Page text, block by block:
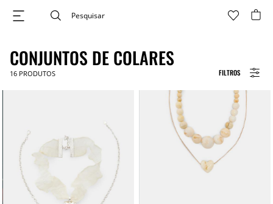
FILTROS
CONJUNTOS DE COLARES
16 PRODUTOS